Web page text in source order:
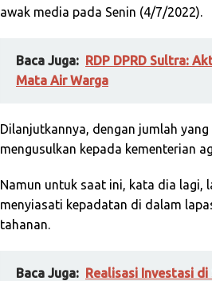
awak media pada Senin (4/7/2022).
Baca Juga: RDP DPRD Sultra:
Mata Air Warga
Dilanjutkannya, dengan jumlah
mengusulkan kepada kementerian
Namun untuk saat ini, kata dia lagi,
menyiasati kepadatan di dalam
tahanan.
Baca Juga: Realisasi Investasi